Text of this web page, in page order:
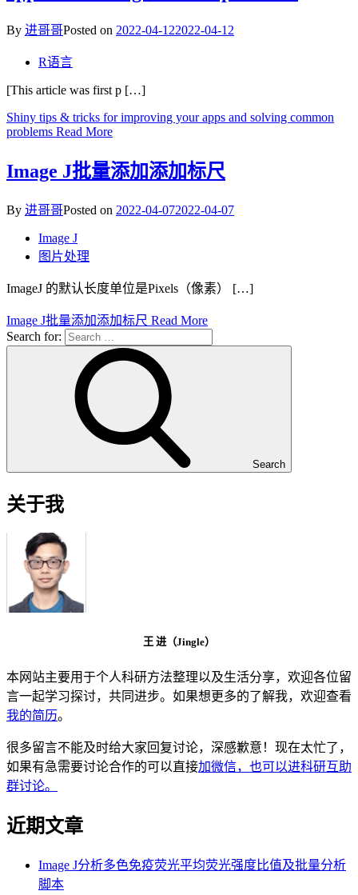
By 进哥哥Posted on 2022-04-122022-04-12
R语言
[This article was first p […]
Shiny tips & tricks for improving your apps and solving common
problems Read More
Image J批量添加添加标尺
By 进哥哥Posted on 2022-04-072022-04-07
Image J
图片处理
ImageJ 的默认长度单位是Pixels（像素） […]
Image J批量添加添加标尺 Read More
Search for:
Search
关于我
王 进（Jingle）
本网站主要用于个人科研方法整理以及生活分享，欢迎各位留
言一起学习探讨，共同进步。如果想更多的了解我，欢迎查看
我的简历。
很多留言不能及时给大家回复讨论，深感歉意！现在太忙了，
如果有急需要讨论合作的可以直接加微信，也可以进科研互助
群讨论。
近期文章
Image J分析多色免疫荧光平均荧光强度比值及批量分析
脚本